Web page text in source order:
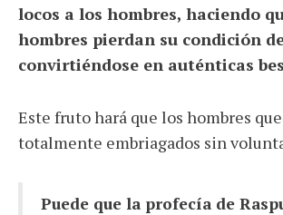
locos a los hombres, haciendo
hombres pierdan su condición
convirtiéndose en auténticas
Este fruto hará que los hombres
totalmente embriagados sin
Puede que la profecía de